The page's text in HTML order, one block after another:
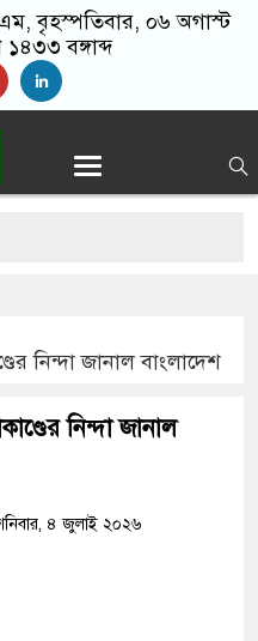
, বৃহস্পতিবার, ০৬ অগাস্ট
বঙ্গাব্দ
চার্জশিট
নিন্দা জানাল বাংলাদেশ
নিন্দা জানাল
৪ জুলাই ২০২৬